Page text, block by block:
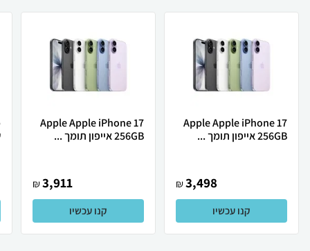
Apple Apple iPhone 17
256GB אייפון תומך ...
3,498
₪
קנו עכשיו
Apple Apple iPhone 17
256GB אייפון תומך ...
3,911
₪
קנו עכשיו